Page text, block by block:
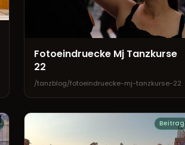
Fotoeindruecke Mj Tanzkurse
22
/tanzblog/fotoeindruecke-mj-tanzkurse-22
Beitrag